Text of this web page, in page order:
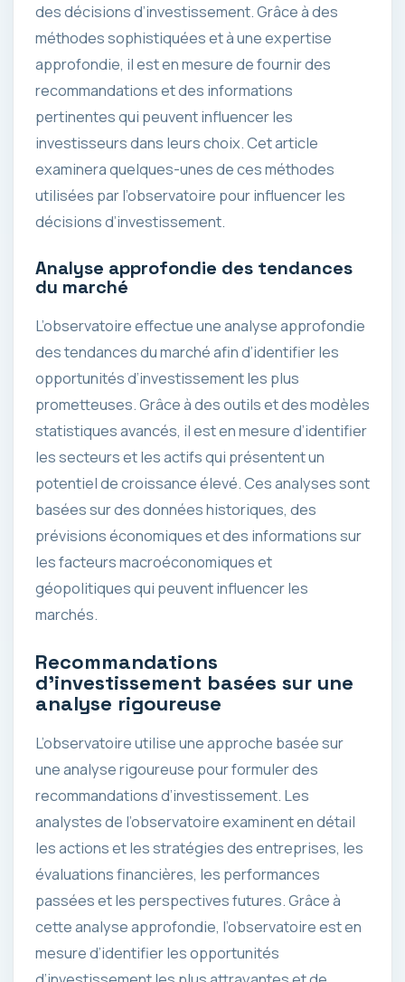
des décisions d’investissement. Grâce à des
méthodes sophistiquées et à une expertise
approfondie, il est en mesure de fournir des
recommandations et des informations
pertinentes qui peuvent influencer les
investisseurs dans leurs choix. Cet article
examinera quelques-unes de ces méthodes
utilisées par l’observatoire pour influencer les
décisions d’investissement.
Analyse approfondie des tendances
du marché
L’observatoire effectue une analyse approfondie
des tendances du marché afin d’identifier les
opportunités d’investissement les plus
prometteuses. Grâce à des outils et des modèles
statistiques avancés, il est en mesure d’identifier
les secteurs et les actifs qui présentent un
potentiel de croissance élevé. Ces analyses sont
basées sur des données historiques, des
prévisions économiques et des informations sur
les facteurs macroéconomiques et
géopolitiques qui peuvent influencer les
marchés.
Recommandations
d’investissement basées sur une
analyse rigoureuse
L’observatoire utilise une approche basée sur
une analyse rigoureuse pour formuler des
recommandations d’investissement. Les
analystes de l’observatoire examinent en détail
les actions et les stratégies des entreprises, les
évaluations financières, les performances
passées et les perspectives futures. Grâce à
cette analyse approfondie, l’observatoire est en
mesure d’identifier les opportunités